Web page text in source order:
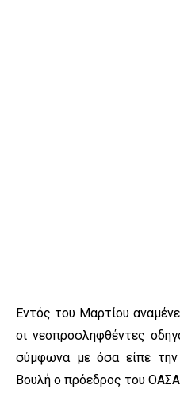
Εντός του Μαρτίου
οι νεοπροσληφθέντες
σύμφωνα με όσα είπε
Βουλή ο πρόεδρος του